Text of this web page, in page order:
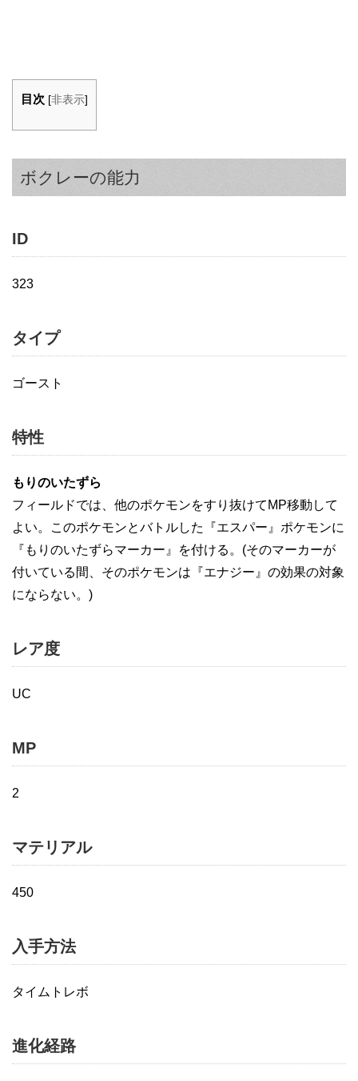
目次 [非表示]
ボクレーの能力
ID
323
タイプ
ゴースト
特性
もりのいたずら
フィールドでは、他のポケモンをすり抜けてMP移動して
よい。このポケモンとバトルした『エスパー』ポケモンに
『もりのいたずらマーカー』を付ける。(そのマーカーが
付いている間、そのポケモンは『エナジー』の効果の対象
にならない。)
レア度
UC
MP
2
マテリアル
450
入手方法
タイムトレボ
進化経路